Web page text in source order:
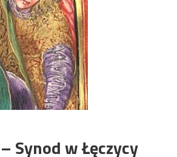
Synod w Łęczycy